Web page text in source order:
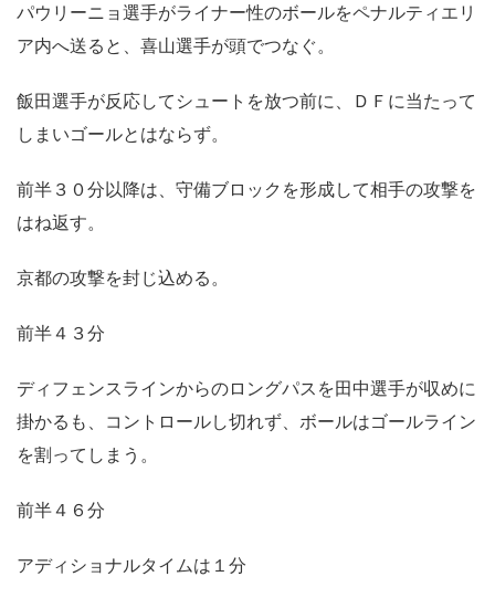
パウリーニョ選手がライナー性のボールをペナルティエリ
ア内へ送ると、喜山選手が頭でつなぐ。
飯田選手が反応してシュートを放つ前に、ＤＦに当たって
しまいゴールとはならず。
前半３０分以降は、守備ブロックを形成して相手の攻撃を
はね返す。
京都の攻撃を封じ込める。
前半４３分
ディフェンスラインからのロングパスを田中選手が収めに
掛かるも、コントロールし切れず、ボールはゴールライン
を割ってしまう。
前半４６分
アディショナルタイムは１分